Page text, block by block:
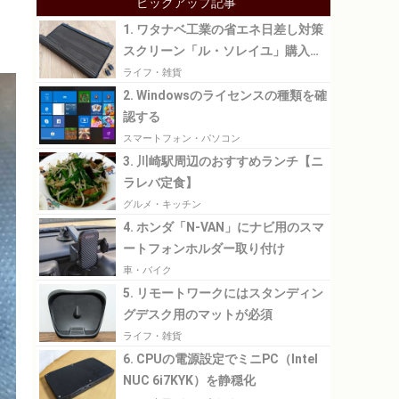
1. ワタナベ工業の省エネ日差し対策
スクリーン「ル・ソレイユ」購入レ
ビュー
ライフ・雑貨
2. Windowsのライセンスの種類を確
認する
スマートフォン・パソコン
3. 川崎駅周辺のおすすめランチ【ニ
ラレバ定食】
グルメ・キッチン
4. ホンダ「N-VAN」にナビ用のスマ
ートフォンホルダー取り付け
車・バイク
5. リモートワークにはスタンディン
グデスク用のマットが必須
ライフ・雑貨
6. CPUの電源設定でミニPC（Intel
NUC 6i7KYK）を静穏化